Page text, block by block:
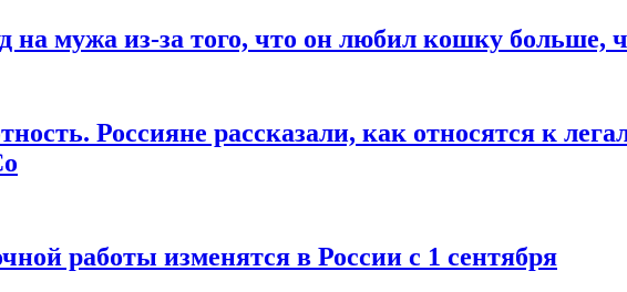
на мужа из-за того, что он любил кошку больше,
Россияне рассказали, как относятся к
работы изменятся в России с 1 сентября